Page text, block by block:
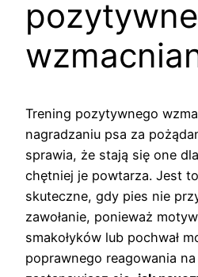
Trening pozytywnego
nagradzaniu psa za
sprawia, że stają się one
chętniej je powtarza. Jest
skuteczne, gdy pies nie
zawołanie, ponieważ
smakołyków lub pochwał
poprawnego reagowania